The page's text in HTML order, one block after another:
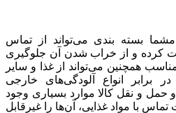
بسته بندی می‌تواند از تماس
کرده و از خراب شدن آن جلوگیری
همچنین می‌تواند از غذا و سایر
برابر انواع آلودگی‌های خارجی
و نقل کالا موارد بسیاری وجود
با مواد غذایی، آن‌ها را غیرقابل